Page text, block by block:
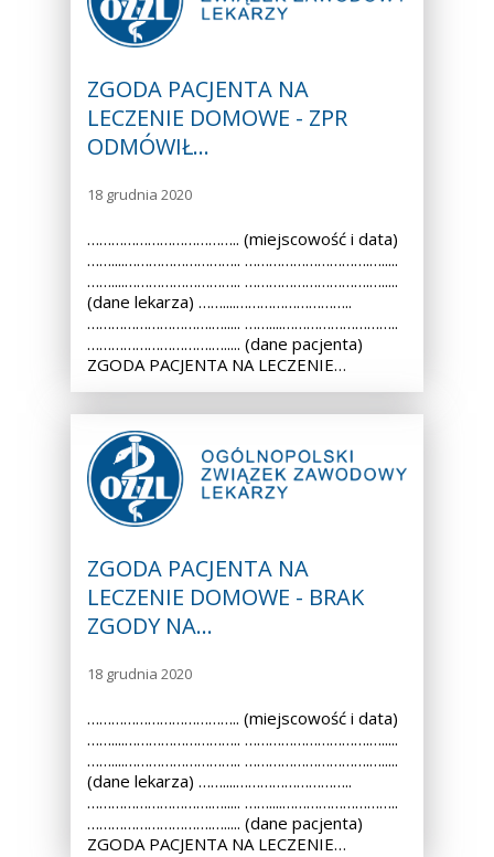
ZGODA PACJENTA NA
LECZENIE DOMOWE - ZPR
ODMÓWIŁ…
18 grudnia 2020
……………………………….. (miejscowość i data)
……....……………………….. ………………………….….....
……....……………………….. ………………………….….....
(dane lekarza) ……....………………………..
………………………….…..... ……....………………………..
………………………….…..... (dane pacjenta)
ZGODA PACJENTA NA LECZENIE…
ZGODA PACJENTA NA
LECZENIE DOMOWE - BRAK
ZGODY NA…
18 grudnia 2020
……………………………….. (miejscowość i data)
……....……………………….. ………………………….….....
……....……………………….. ………………………….….....
(dane lekarza) ……....………………………..
………………………….…..... ……....………………………..
………………………….…..... (dane pacjenta)
ZGODA PACJENTA NA LECZENIE…